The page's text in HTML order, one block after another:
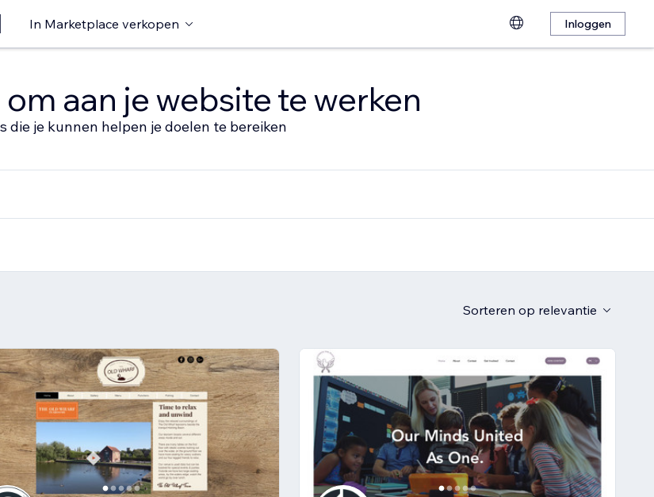
In Marketplace verkopen Inloggen
aan je website te werken
je kunnen helpen je doelen te bereiken
Sorteren op relevantie